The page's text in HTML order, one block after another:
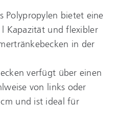
Polypropylen bietet eine
Kapazität und flexibler
in der
verfügt über einen
von links oder
und ist ideal für